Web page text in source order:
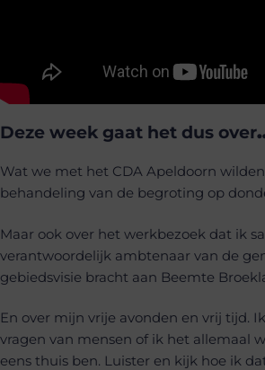
Deze week gaat het dus over
Wat we met het CDA Apeldoorn
behandeling van de begroting op
Maar ook over het werkbezoek dat ik
verantwoordelijk ambtenaar van de
gebiedsvisie bracht aan Beemte
En over mijn vrije avonden en vrij tijd.
vragen van mensen of ik het allemaal
eens thuis ben. Luister en kijk hoe ik